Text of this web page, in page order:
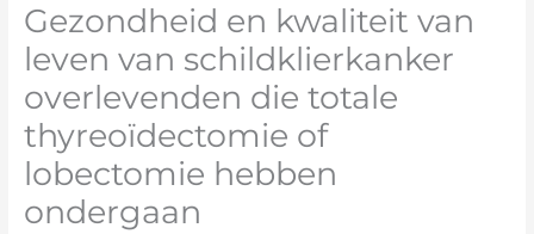
Gezondheid en kwaliteit van
leven van schildklierkanker
overlevenden die totale
thyreoïdectomie of
lobectomie hebben
ondergaan